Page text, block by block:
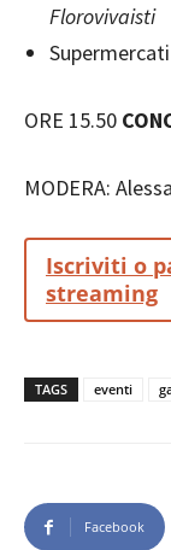
Florovivaisti
Supermercati
ORE 15.50
MODERA:
Iscriviti o
streaming
TAGS eventi
Facebook